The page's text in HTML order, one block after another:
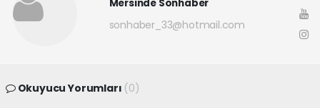
Mersinde Sonhaber
sonhaber_33@hotmail.com
Okuyucu Yorumları (0)